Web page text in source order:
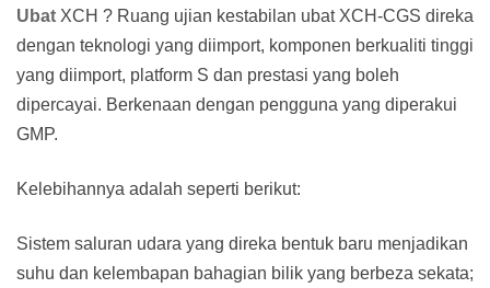
Ubat XCH ? Ruang ujian kestabilan ubat XCH-CGS direka
dengan teknologi yang diimport, komponen berkualiti tinggi
yang diimport, platform S dan prestasi yang boleh
dipercayai. Berkenaan dengan pengguna yang diperakui
GMP.
Kelebihannya adalah seperti berikut:
Sistem saluran udara yang direka bentuk baru menjadikan
suhu dan kelembapan bahagian bilik yang berbeza sekata;